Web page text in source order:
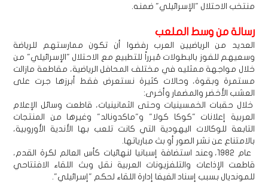
منتخب الاحتلال "الإسرائيلي" ضمنه.
رسالة من وسط الملعب
العديد من الرياضيين العرب رفضوا أن تكون ممارستهم للرياضة
وسعيهم للفوز بالبطولات مُبرراً للتطبيع مع الاحتلال "الإسرائيلي" من
خلال مواجهة ممثليه في مختلف المحافل الرياضية، مقاطعة مازالت
مستمرة وبقوة، وحالات كثيرة نستعرض فقط أبرزها جرت على
العشب الأخضر والمضمار وأخرى:
خلال حقبات الخمسينيات وحتى الثمانينيات، قاطعت وسائل الإعلام
العربية إعلانات "كوكا كولا" و"ماكدونالد" وغيرها من المنتجات
التابعة للوكالات اليهودية التي كانت تلعب بها الأندية الأوروبية،
بالامتناع عن نشر الصور أو بث مبارياتها.
عام 1982، وعند استضافة إسبانيا لنهائيات كأس العالم لكرة القدم،
قاطعت الإذاعات والتلفزيونات العربية نقل وبث اللقاء الافتتاحي
للمونديال بسبب إسناد الفيفا إدارة اللقاء لحكم "إسرائيلي".